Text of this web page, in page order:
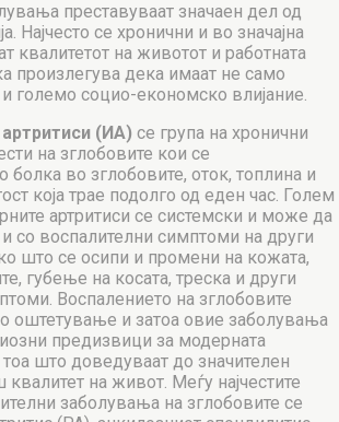
преставуваат значаен дел од
Најчесто се хронични и во значајна
квалитетот на животот и работната
произлегува дека имаат не само
големо социо-економско влијание.
(ИА) се група на хронични
на зглобовите кои се
болка во зглобовите, оток, топлина и
која трае подолго од еден час. Голем
артритиси се системски и може да
со воспалителни симптоми на други
што се осипи и промени на кожата,
губење на косата, треска и други
Воспалението на зглобовите
оштетување и затоа овие заболувања
предизвици за модерната
што доведуваат до значителен
на живот. Меѓу најчестите
заболувања на зглобовите се